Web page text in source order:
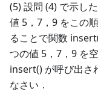
(5) 設問 (4) で示し
値 5，7，9 をこの
ることで関数
つの値 5，7，9 を
insert() が呼び出さ
なさい．